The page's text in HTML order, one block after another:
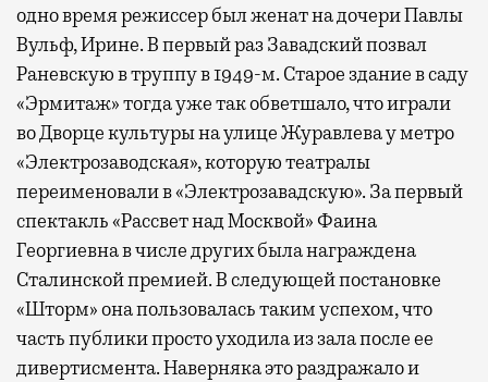
одно время режиссер был женат на дочери Павлы
Вульф, Ирине. В первый раз Завадский позвал
Раневскую в труппу в 1949-м. Старое здание в саду
«Эрмитаж» тогда уже так обветшало, что играли
во Дворце культуры на улице Журавлева у метро
«Электрозаводская», которую театралы
переименовали в «Электрозавадскую». За первый
спектакль «Рассвет над Москвой» Фаина
Георгиевна в числе других была награждена
Сталинской премией. В следующей постановке
«Шторм» она пользовалась таким успехом, что
часть публики просто уходила из зала после ее
дивертисмента. Наверняка это раздражало и